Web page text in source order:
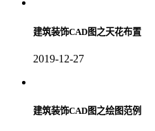
建筑装饰CAD图之天花布置
2019-12-27
建筑装饰CAD图之绘图范例